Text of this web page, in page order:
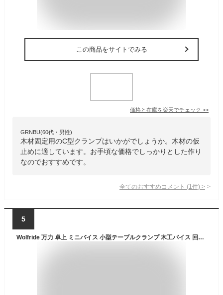
この商品をサイトでみる
価格と在庫を楽天でチェック >>
GRNBU(60代・男性)
木材固定用のC型クランプはいかがでしょうか。木材の仮
止めに適しています。お手頃な価格でしっかりとした作り
なのでおすすめです。
全てのおすすめコメント (1 件) >
5
Wolfride 万力 卓上 ミニバイス 小型テーブルクランプ 木工バイス 回転式 ホームバイス アルミ合金製 軽量固定 作業台 ワークベンチ 細かい作業工具 diy